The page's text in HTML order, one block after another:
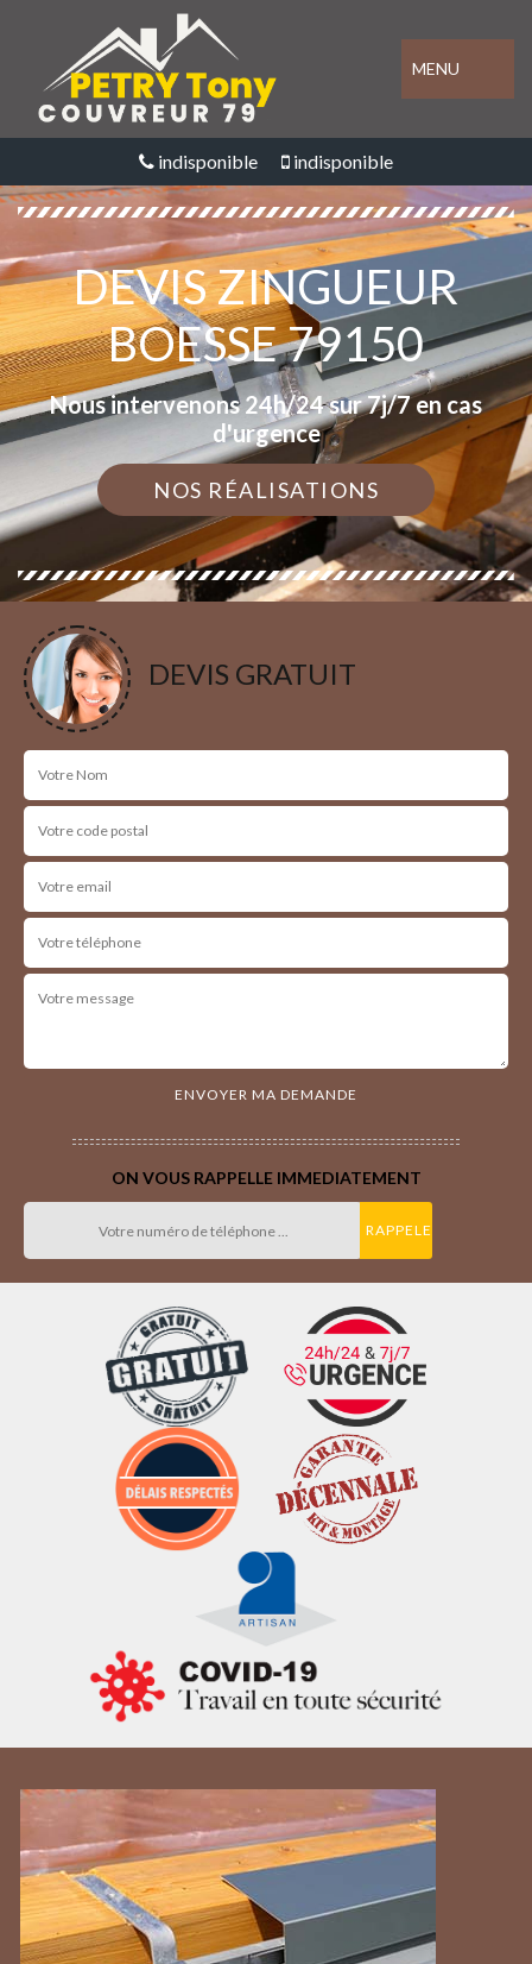
MENU
indisponible indisponible
DEVIS ZINGUEUR
BOESSE 79150
Nous intervenons 24h/24 sur 7j/7 en cas
d'urgence
NOS RÉALISATIONS
DEVIS GRATUIT
ON VOUS RAPPELLE IMMEDIATEMENT